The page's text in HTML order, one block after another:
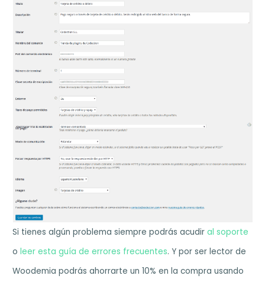
Si tienes algún problema siempre podrás acudiral soporte
oleer esta guía de errores frecuentes. Y por ser lector de
Woodemia podrás ahorrarte un 10% en la compra usando